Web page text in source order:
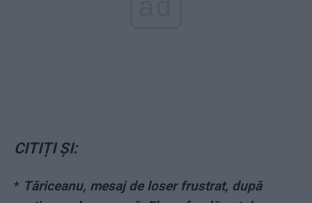
CITIȚI ȘI:
* Tăriceanu, mesaj de loser frustrat, după